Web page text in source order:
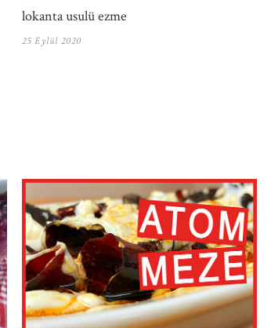
lokanta usulü ezme
25 Eylül 2020